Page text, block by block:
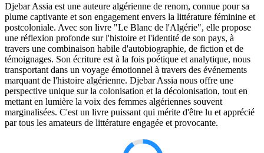
Djebar Assia est une auteure algérienne de renom, connue pour sa
plume captivante et son engagement envers la littérature féminine et
postcoloniale. Avec son livre "Le Blanc de l'Algérie", elle propose
une réflexion profonde sur l'histoire et l'identité de son pays, à
travers une combinaison habile d'autobiographie, de fiction et de
témoignages. Son écriture est à la fois poétique et analytique, nous
transportant dans un voyage émotionnel à travers des événements
marquant de l'histoire algérienne. Djebar Assia nous offre une
perspective unique sur la colonisation et la décolonisation, tout en
mettant en lumière la voix des femmes algériennes souvent
marginalisées. C'est un livre puissant qui mérite d'être lu et apprécié
par tous les amateurs de littérature engagée et provocante.